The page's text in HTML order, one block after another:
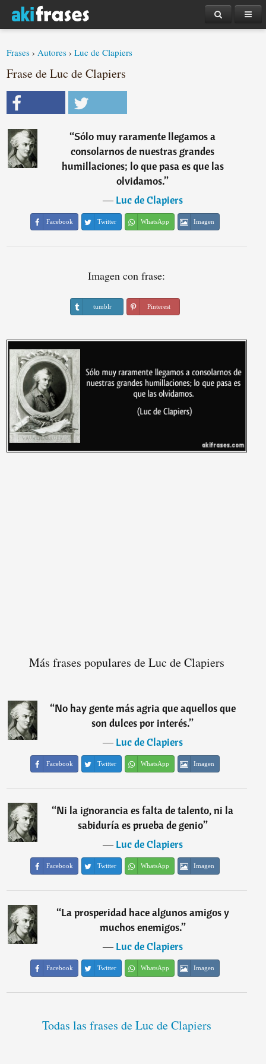
Frases ›Autores ›Luc de Clapiers
Frase de Luc de Clapiers
“Sólo muy raramente llegamos a
consolarnos de nuestras grandes
humillaciones; lo que pasa es que las
olvidamos.”
―Luc de Clapiers
Facebook Twitter WhatsApp Imagen
Imagen con frase:
tumblr Pinterest
Más frases populares de Luc de Clapiers
“No hay gente más agria que aquellos que
son dulces por interés.”
―Luc de Clapiers
Facebook Twitter WhatsApp Imagen
“Ni la ignorancia es falta de talento, ni la
sabiduría es prueba de genio”
―Luc de Clapiers
Facebook Twitter WhatsApp Imagen
“La prosperidad hace algunos amigos y
muchos enemigos.”
―Luc de Clapiers
Facebook Twitter WhatsApp Imagen
Todas las frases de Luc de Clapiers